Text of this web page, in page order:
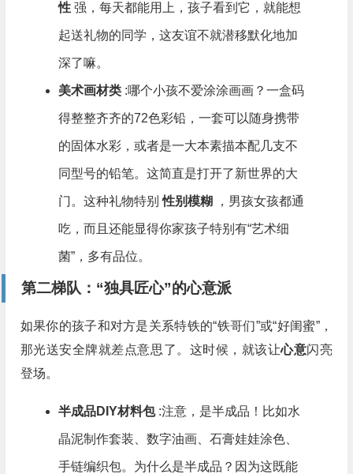
性 强，每天都能用上，孩子看到它，就能想
起送礼物的同学，这友谊不就潜移默化地加
深了嘛。
美术画材类 :哪个小孩不爱涂涂画画？一盒码
得整整齐齐的72色彩铅，一套可以随身携带
的固体水彩，或者是一大本素描本配几支不
同型号的铅笔。这简直是打开了新世界的大
门。这种礼物特别性别模糊 ，男孩女孩都通
吃，而且还能显得你家孩子特别有“艺术细
菌”，多有品位。
第二梯队：“独具匠心”的心意派
如果你的孩子和对方是关系特铁的“铁哥们”或“好闺蜜”，
那光送安全牌就差点意思了。这时候，就该让心意闪亮
登场。
半成品DIY材料包 :注意，是半成品！比如水
晶泥制作套装、数字油画、石膏娃娃涂色、
手链编织包。为什么是半成品？因为这既能